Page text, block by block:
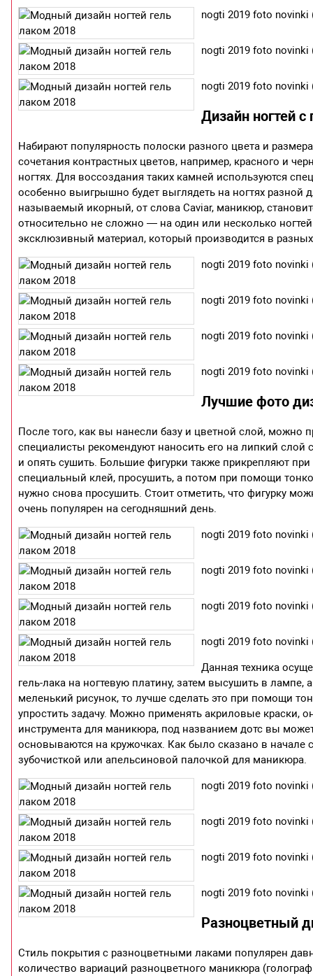
nogti 2019 foto novinki
nogti 2019 foto novinki
nogti 2019 foto novinki
Дизайн ногтей
Набирают популярность полоски разного цвета и
сочетания контрастных цветов, например, красного и
ногтях. Для воссоздания таких камней используются
особенно выигрышно будет выглядеть на ногтях разной
называемый икорный, от слова Caviar, маникюр,
относительно не сложно — на один или несколько
эксклюзивный материал, который производится в
nogti 2019 foto novinki
nogti 2019 foto novinki
nogti 2019 foto novinki
nogti 2019 foto novinki
Лучшие фото
После того, как вы нанесли базу и цветной слой, можно
специалисты рекомендуют наносить его на липкий слой
и опять сушить. Большие фигурки также прикрепляют
специальный клей, просушить, а потом при помощи
нужно снова просушить. Стоит отметить, что фигурку
очень популярен на сегодняшний день.
nogti 2019 foto novinki
nogti 2019 foto novinki
nogti 2019 foto novinki
nogti 2019 foto novinki
Данная техника
гель-лака на ногтевую платину, затем высушить в
меленький рисунок, то лучше сделать это при помощи
упростить задачу. Можно применять акриловые краски,
инструмента для маникюра, под названием дотс вы
основываются на кружочках. Как было сказано в
зубочисткой или апельсиновой палочкой для маникюра.
nogti 2019 foto novinki
nogti 2019 foto novinki
nogti 2019 foto novinki
nogti 2019 foto novinki
Разноцветный
Стиль покрытия с разноцветными лаками популярен
количество вариаций разноцветного маникюра